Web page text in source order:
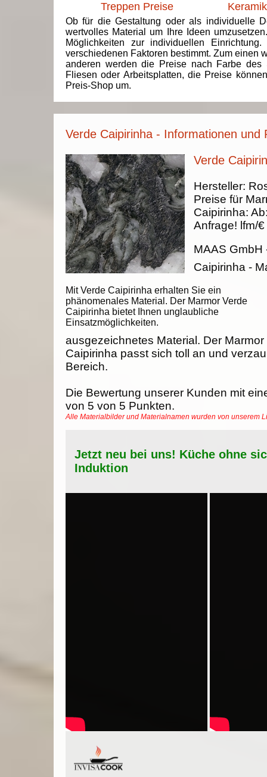
Treppen Preise
Ob für die Gestaltung oder als individuelle
wertvolles Material um Ihre Ideen
Möglichkeiten zur individuellen
verschiedenen Faktoren bestimmt. Zum einen
anderen werden die Preise nach Farbe des
Fliesen oder Arbeitsplatten, die Preise
Preis-Shop um.
Verde Caipirinha - Informationen und
Verde
Mit Verde Caipirinha erhalten Sie ein
phänomenales Material. Der Marmor Verde
Caipirinha bietet Ihnen unglaubliche
Einsatzmöglichkeiten.
Hersteller:
Preise für
Caipirinha:
Anfrage! lfm/€
MAAS GmbH
Caipirinha -
ausgezeichnetes Material. Der Marmor
Caipirinha passt sich toll an und
Bereich.
Die Bewertung unserer Kunden mit
von 5 von 5 Punkten.
Alle Materialbilder und Materialnamen wurden von unserem
Jetzt neu bei uns! Küche ohne
Induktion